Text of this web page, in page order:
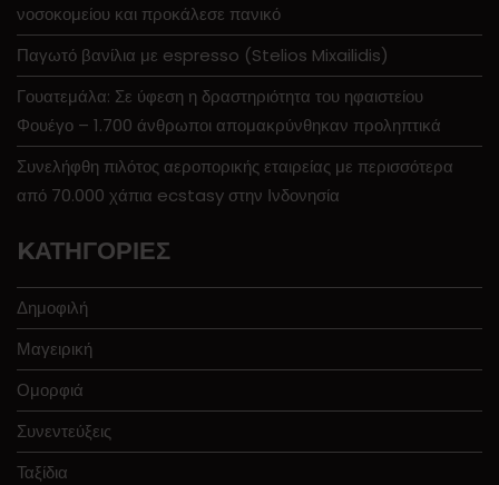
νοσοκομείου και προκάλεσε πανικό
Παγωτό βανίλια με espresso (Stelios Mixailidis)
Γουατεμάλα: Σε ύφεση η δραστηριότητα του ηφαιστείου
Φουέγο – 1.700 άνθρωποι απομακρύνθηκαν προληπτικά
Συνελήφθη πιλότος αεροπορικής εταιρείας με περισσότερα
από 70.000 χάπια ecstasy στην Ινδονησία
KΑΤΗΓΟΡΊΕΣ
Δημοφιλή
Μαγειρική
Ομορφιά
Συνεντεύξεις
Ταξίδια